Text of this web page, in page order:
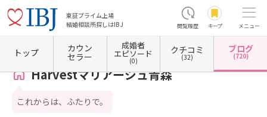
東証プライム上場
結婚相談所探しはIBJ
閲覧履歴 キープ メニュー
ホーム 青森県の結婚相談所 青森県青森市 Harvestマリアージュ青森 カウンセラーブ
Harvestマリアージュ青森
これからは、ふたりで。
トップ カウン
セラー
成婚者
エピソード
(0)
クチコミ
(32)
ブログ
(720)